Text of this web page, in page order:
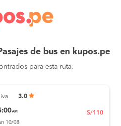
de bus en kupos.pe
para esta ruta.
3.0
AM
10/08
S/110